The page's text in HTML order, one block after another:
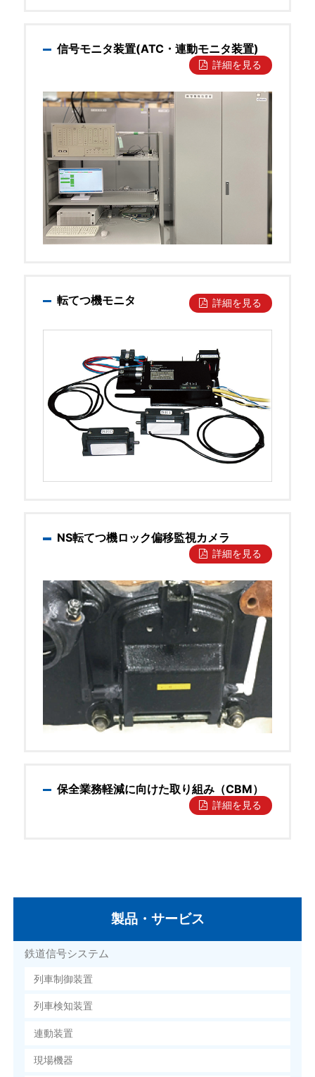
信号モニタ装置(ATC・連動モニタ装置)
詳細を見る
転てつ機モニタ 詳細を見る
NS転てつ機ロック偏移監視カメラ
詳細を見る
保全業務軽減に向けた取り組み（CBM）
詳細を見る
製品・サービス
鉄道信号システム
列車制御装置
列車検知装置
連動装置
現場機器